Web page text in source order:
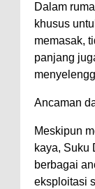
Dalam
khusus
memasak,
panjang
Ancaman
Meskipun
kaya, Suku
berbagai
eksploitasi